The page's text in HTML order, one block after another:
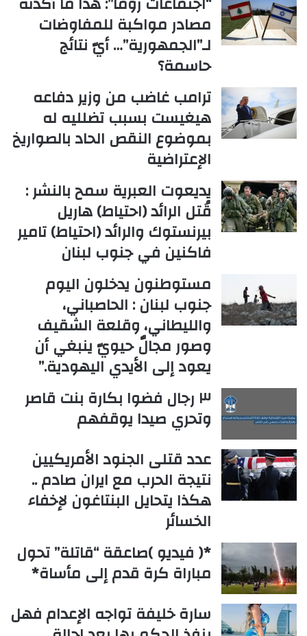
مصادر مواكبة للمفاوضات
لـ”الجمهورية”… أيّ نتائج
حاسمة؟
ترامب غاضب من وزير دفاعه
هيغيست بسبب تضلليه له
بموضوع النقص الحاد بالصواريخ
الإعتراضية
يديعوت العبرية سمح بالنشر :
قُتل الرائد (احتياط) هاريل
بيرنستوك والرائد (احتياط) تامير
فاكنين في جنوب لبنان
مستوطنون يدخلون اليوم
جنوب لبنان : الحاصباني،
والليطاني، وقلعة الشقيف
وصور مجالٌ حيويّ ينبغي أن
يعود إلى الأيدي اليهودية.”
٣ رجال فضوا بكارة بنت قاصر
وتحري صيدا يوقفهم
عدد قتلى الجنود الأمريكيين
نتيجة الحرب مع ايران صادم ..
هكذا يتحايل البنتاغون لإخفاء
الخسائر
*( فيديو )صاعقة “قاتلة” تحول
مباراة كرة قدم إلى مأساة*
سارة خليفة تواجه الإعدام فهل